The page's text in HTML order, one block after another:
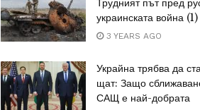
Трудният път пред
украинската война (1)
3 YEARS AGO
Украйна трябва да
щат: Защо
САЩ е най-добрата